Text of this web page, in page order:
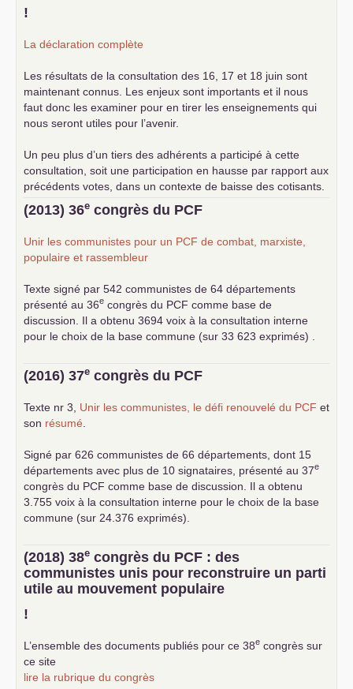
!
La déclaration complète
Les résultats de la consultation des 16, 17 et 18 juin sont
maintenant connus. Les enjeux sont importants et il nous
faut donc les examiner pour en tirer les enseignements qui
nous seront utiles pour l’avenir.
Un peu plus d’un tiers des adhérents a participé à cette
consultation, soit une participation en hausse par rapport aux
précédents votes, dans un contexte de baisse des cotisants.
... lire la suite
(2013) 36e congrès du PCF
Unir les communistes pour un PCF de combat, marxiste,
populaire et rassembleur
Texte signé par 542 communistes de 64 départements
présenté au 36e congrès du PCF comme base de
discussion. Il a obtenu 3694 voix à la consultation interne
pour le choix de la base commune (sur 33 623 exprimés) .
(2016) 37e congrès du PCF
Texte nr 3, Unir les communistes, le défi renouvelé du PCF et
son résumé
Signé par 626 communistes de 66 départements, dont 15
départements avec plus de 10 signataires, présenté au 37e
congrès du PCF comme base de discussion. Il a obtenu
3.755 voix à la consultation interne pour le choix de la base
commune (sur 24.376 exprimés).
(2018) 38e congrès du PCF : des
communistes unis pour reconstruire un parti
utile au mouvement populaire
!
L’ensemble des documents publiés pour ce 38e congrès sur
ce site
lire la rubrique du congrès